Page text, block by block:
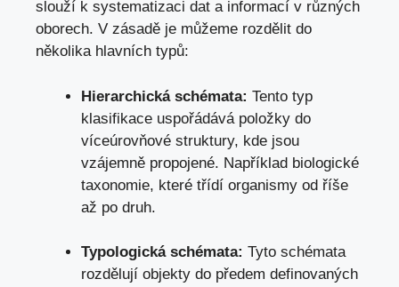
slouží k systematizaci dat a informací v různých
oborech. V zásadě je můžeme rozdělit do
několika hlavních typů:
Hierarchická schémata: Tento ⁤typ
klasifikace⁤ uspořádává položky do
víceúrovňové struktury, kde jsou
vzájemně propojené. Například biologické
taxonomie, které třídí organismy⁣ od říše
až po druh.
Typologická schémata: Tyto schémata
rozdělují objekty do předem definovaných